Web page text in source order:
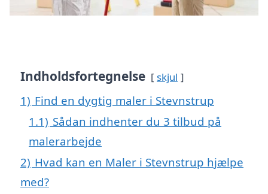
Indholdsfortegnelse skjul
1) Find en dygtig maler i Stevnstrup
1.1) Sådan indhenter du 3 tilbud på
malerarbejde
2) Hvad kan en Maler i Stevnstrup hjælpe
med?